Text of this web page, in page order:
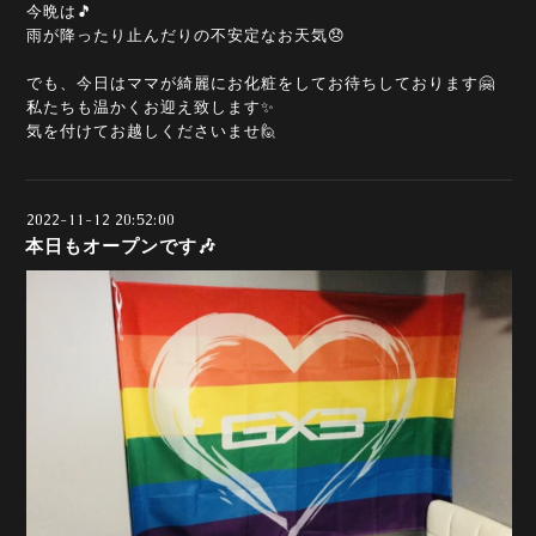
今晩は🎵
雨が降ったり止んだりの不安定なお天気😞
でも、今日はママが綺麗にお化粧をしてお待ちしております🤗
私たちも温かくお迎え致します✨
気を付けてお越しくださいませ🙋
2022-11-12 20:52:00
本日もオープンです🎶